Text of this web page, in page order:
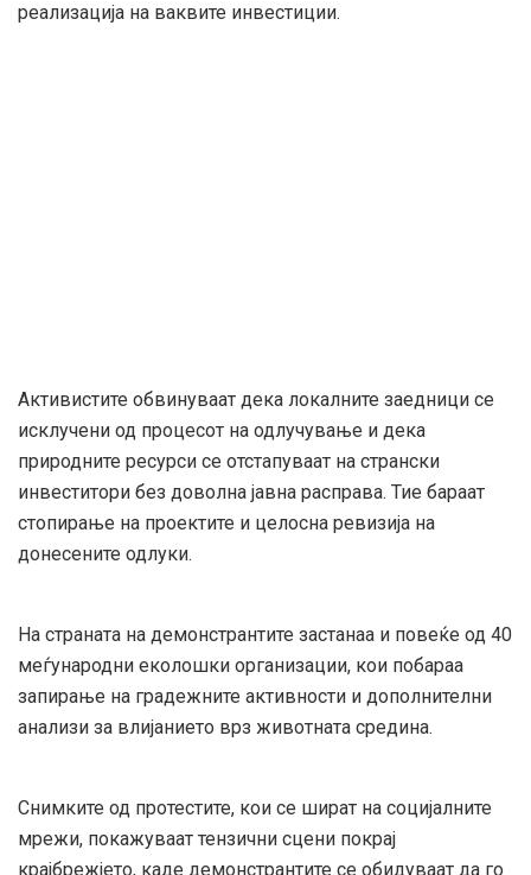
реализација на ваквите инвестиции.
Активистите обвинуваат дека локалните заедници се
исклучени од процесот на одлучување и дека
природните ресурси се отстапуваат на странски
инвеститори без доволна јавна расправа. Тие бараат
стопирање на проектите и целосна ревизија на
донесените одлуки.
На страната на демонстрантите застанаа и повеќе од 40
меѓународни еколошки организации, кои побараа
запирање на градежните активности и дополнителни
анализи за влијанието врз животната средина.
Снимките од протестите, кои се шират на социјалните
мрежи, покажуваат тензични сцени покрај
крајбрежјето, каде демонстрантите се обидуваат да го